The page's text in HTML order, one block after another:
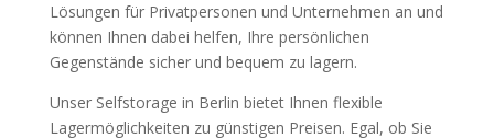
Lösungen für Privatpersonen und Unternehmen an und
können Ihnen dabei helfen, Ihre persönlichen
Gegenstände sicher und bequem zu lagern.
Unser Selfstorage in Berlin bietet Ihnen flexible
Lagermöglichkeiten zu günstigen Preisen. Egal, ob Sie